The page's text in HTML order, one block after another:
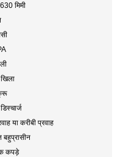
मिमी
या करीबी प्रवाह
बहुप्रासीन
कपड़े